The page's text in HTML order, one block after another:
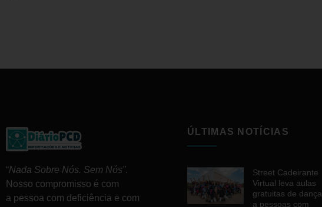
“Nada Sobre Nós. Sem Nós”.
Nosso compromisso é com
a pessoa com deficiência e com
ÚLTIMAS NOTÍCIAS
Street Cadeirante
Virtual leva aulas
gratuitas de dança
a pessoas com